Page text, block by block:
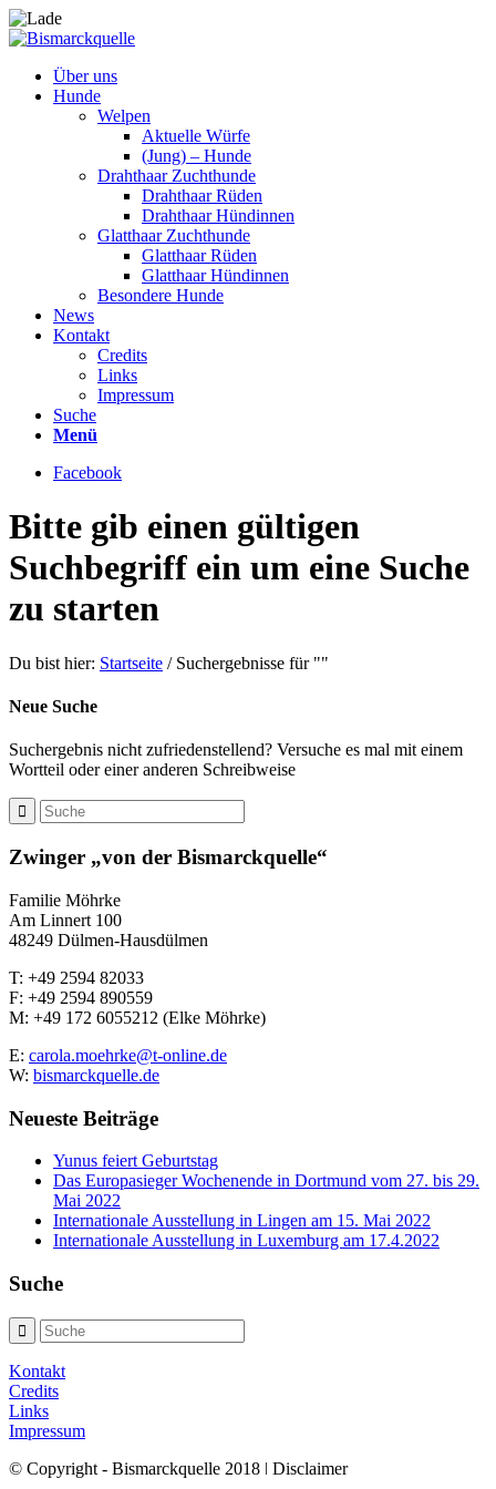
Über uns
Hunde
Welpen
Aktuelle Würfe
(Jung) – Hunde
Drahthaar Zuchthunde
Drahthaar Rüden
Drahthaar Hündinnen
Glatthaar Zuchthunde
Glatthaar Rüden
Glatthaar Hündinnen
Besondere Hunde
News
Kontakt
Credits
Links
Impressum
Suche
Menü
Facebook
Bitte gib einen gültigen
Suchbegriff ein um eine Suche
zu starten
Du bist hier: Startseite / Suchergebnisse für ""
Neue Suche
Suchergebnis nicht zufriedenstellend? Versuche es mal mit einem
Wortteil oder einer anderen Schreibweise
Zwinger „von der Bismarckquelle“
Familie Möhrke
Am Linnert 100
48249 Dülmen-Hausdülmen
T: +49 2594 82033
F: +49 2594 890559
M: +49 172 6055212 (Elke Möhrke)
E: carola.moehrke@t-online.de
W: bismarckquelle.de
Neueste Beiträge
Yunus feiert Geburtstag
Das Europasieger Wochenende in Dortmund vom 27. bis 29.
Mai 2022
Internationale Ausstellung in Lingen am 15. Mai 2022
Internationale Ausstellung in Luxemburg am 17.4.2022
Suche
Kontakt
Credits
Links
Impressum
© Copyright - Bismarckquelle 2018 ǀ Disclaimer